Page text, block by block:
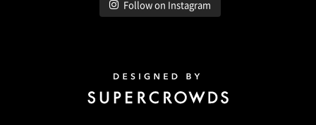
Follow on Instagram